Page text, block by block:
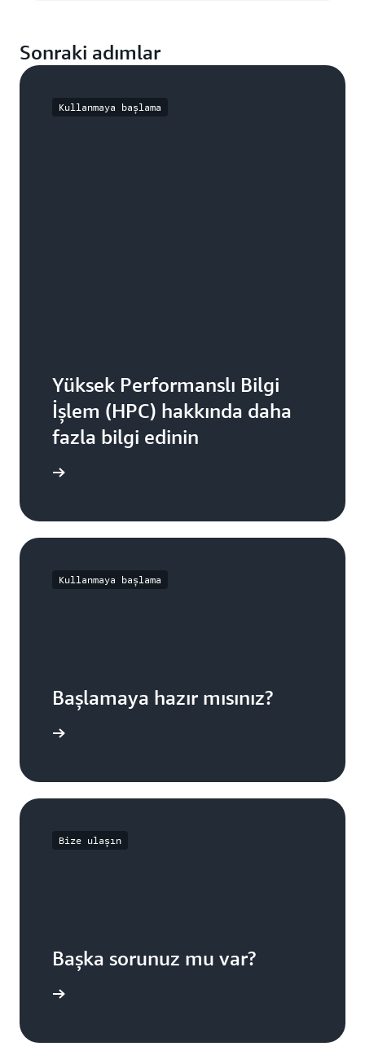
Sonraki adımlar
Kullanmaya başlama
Yüksek Performanslı Bilgi
İşlem (HPC) hakkında daha
fazla bilgi edinin
Kullanmaya başlama
Başlamaya hazır mısınız?
Bize ulaşın
Başka sorunuz mu var?